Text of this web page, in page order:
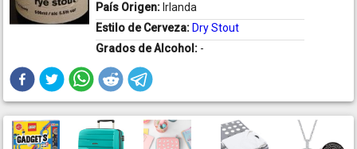
País Origen: Irlanda
Estilo de Cerveza: Dry Stout
Grados de Alcohol: -